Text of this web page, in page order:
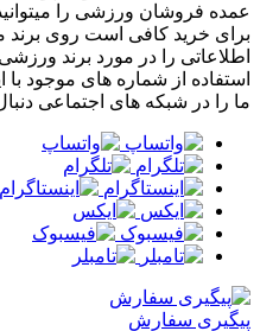
عمده فروشان ورزشی را
برای خرید کافی است روی برند
اطلاعاتی را در مورد برند
استفاده از شماره های موجود با
ما را در شبکه های اجتماعی
پیگیری سفارش